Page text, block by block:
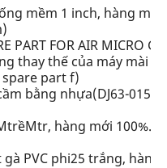
mềm 1 inch, hàng
PART FOR AIR MICRO
thay thế của máy mài
part f)
bằng nhựa(DJ63-
hàng mới
gà PVC phi25 trắng,